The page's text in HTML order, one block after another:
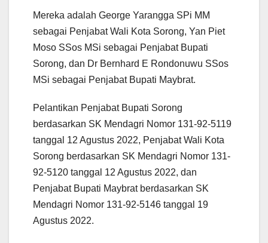
Mereka adalah George Yarangga SPi MM
sebagai Penjabat Wali Kota Sorong, Yan Piet
Moso SSos MSi sebagai Penjabat Bupati
Sorong, dan Dr Bernhard E Rondonuwu SSos
MSi sebagai Penjabat Bupati Maybrat.
Pelantikan Penjabat Bupati Sorong
berdasarkan SK Mendagri Nomor 131-92-5119
tanggal 12 Agustus 2022, Penjabat Wali Kota
Sorong berdasarkan SK Mendagri Nomor 131-
92-5120 tanggal 12 Agustus 2022, dan
Penjabat Bupati Maybrat berdasarkan SK
Mendagri Nomor 131-92-5146 tanggal 19
Agustus 2022.